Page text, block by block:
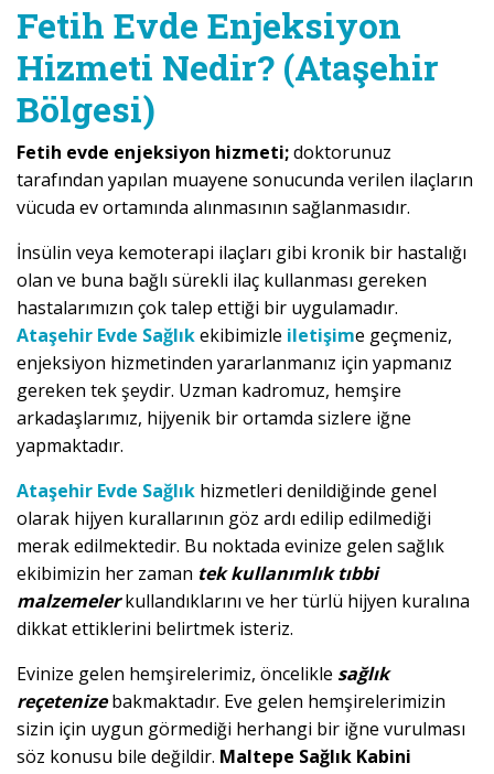
Fetih Evde Enjeksiyon
Hizmeti Nedir? (Ataşehir
Bölgesi)
Fetih evde enjeksiyon hizmeti;doktorunuz
tarafından yapılan muayene sonucunda verilen ilaçların
vücuda ev ortamında alınmasının sağlanmasıdır.
İnsülin veya kemoterapi ilaçları gibi kronik bir hastalığı
olan ve buna bağlı sürekli ilaç kullanması gereken
hastalarımızın çok talep ettiği bir uygulamadır.
Ataşehir Evde Sağlıkekibimizle iletişime geçmeniz,
enjeksiyon hizmetinden yararlanmanız için yapmanız
gereken tek şeydir. Uzman kadromuz, hemşire
arkadaşlarımız, hijyenik bir ortamda sizlere iğne
yapmaktadır.
Ataşehir Evde Sağlık hizmetleri denildiğinde genel
olarak hijyen kurallarının göz ardı edilip edilmediği
merak edilmektedir. Bu noktada evinize gelen sağlık
ekibimizin her zaman tek kullanımlık tıbbi
malzemelerkullandıklarını ve her türlü hijyen kuralına
dikkat ettiklerini belirtmek isteriz.
Evinize gelen hemşirelerimiz, öncelikle sağlık
reçetenizebakmaktadır. Eve gelen hemşirelerimizin
sizin için uygun görmediği herhangi bir iğne vurulması
söz konusu bile değildir. Maltepe Sağlık Kabini